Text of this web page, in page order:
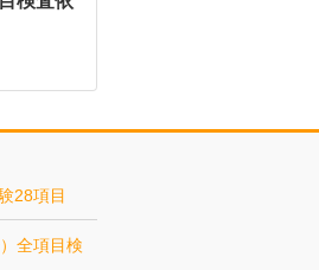
28項目
全項目検